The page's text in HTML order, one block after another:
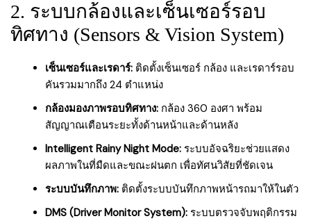
2. ระบบกล้องและเซ็นเซอร์รอบ
ทิศทาง (Sensors & Vision System)
เซ็นเซอร์และเรดาร์: ติดตั้งเซ็นเซอร์ กล้อง และเรดาร์รอบ
คันรวมมากถึง 24 ตำแหน่ง
กล้องมองภาพรอบทิศทาง: กล้อง 360 องศา พร้อม
สัญญาณเตือนระยะทั้งด้านหน้าและด้านหลัง
Intelligent Rainy Night Mode: ระบบอัจฉริยะช่วยแสดง
ผลภาพในที่มืดและขณะฝนตก เพื่อทัศนวิสัยที่ชัดเจน
ระบบบันทึกภาพ: ติดตั้งระบบบันทึกภาพหน้ารถมาให้ในตัว
DMS (Driver Monitor System): ระบบตรวจจับพฤติกรรม